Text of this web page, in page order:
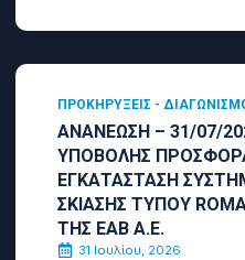
ΠΡΟΚΗΡΎΞΕΙΣ -
ΑΝΑΝΕΩΣΗ – 31/07/
ΥΠΟΒΟΛΗΣ
ΕΓΚΑΤΑΣΤΑΣΗ
ΣΚΙΑΣΗΣ ΤΥΠΟΥ
ΤΗΣ ΕΑΒ Α.Ε.
31 Ιουλίου, 2026